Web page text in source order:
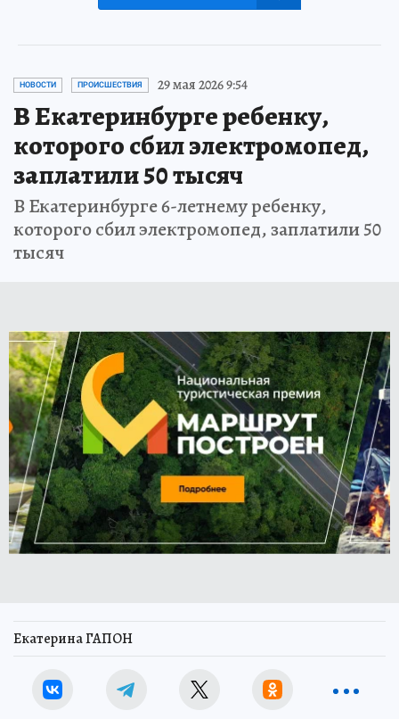
НОВОСТИ ПРОИСШЕСТВИЯ 29 мая 2026 9:54
В Екатеринбурге ребенку,
которого сбил электромопед,
заплатили 50 тысяч
В Екатеринбурге 6-летнему ребенку,
которого сбил электромопед, заплатили 50
тысяч
Екатерина ГАПОН